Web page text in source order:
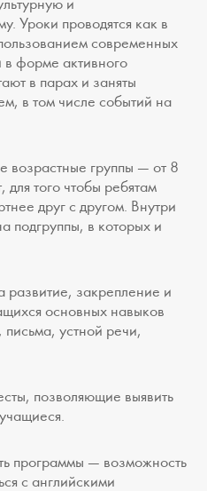
и
Уроки проводятся как в
современных
в форме активного
в парах и заняты
в том числе событий на
возрастные группы — от 8
того чтобы ребятам
друг с другом. Внутри
подгруппы, в которых и
развитие, закрепление и
основных навыков
письма, устной речи,
позволяющие выявить
программы — возможность
с английскими